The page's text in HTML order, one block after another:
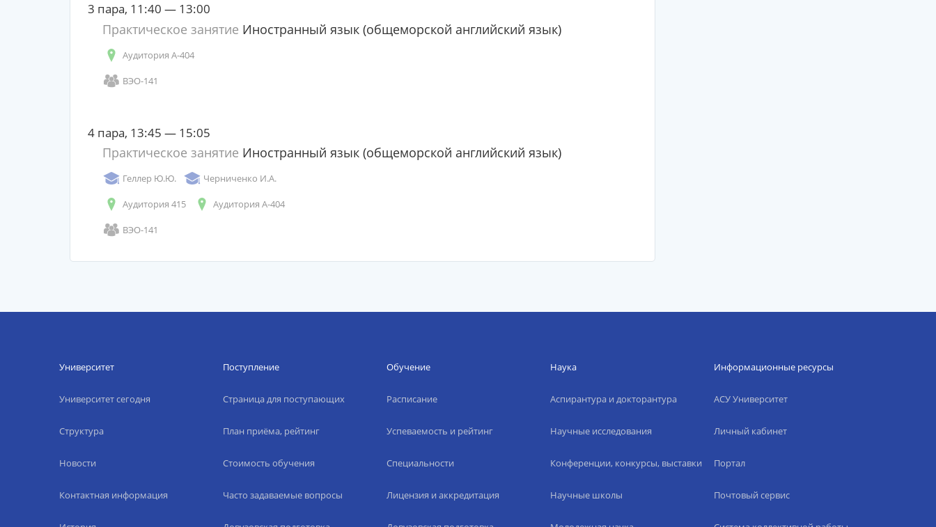
3 пара, 11:40 — 13:00
Практическое занятие Иностранный язык (общеморской английский язык)
Аудитория А-404
ВЭО-141
4 пара, 13:45 — 15:05
Практическое занятие Иностранный язык (общеморской английский язык)
Геллер Ю.Ю. Черниченко И.А.
Аудитория 415 Аудитория А-404
ВЭО-141
Университет
Университет сегодня
Структура
Новости
Контактная информация
Поступление
Страница для поступающих
План приёма, рейтинг
Стоимость обучения
Часто задаваемые вопросы
Обучение
Расписание
Успеваемость и рейтинг
Специальности
Лицензия и аккредитация
Наука
Аспирантура и докторантура
Научные исследования
Конференции, конкурсы, выставки
Научные школы
Информационные ресурсы
АСУ Университет
Личный кабинет
Портал
Почтовый сервис